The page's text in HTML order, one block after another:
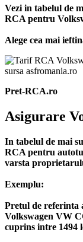
Vezi in tabelul de
RCA pentru
Alege cea mai
sursa asfromania.ro
Pret-RCA.ro
Asigurare
In tabelul de mai
RCA pentru
varsta
Exemplu:
Pretul de referinta
Volkswagen VW
cuprins intre 1494